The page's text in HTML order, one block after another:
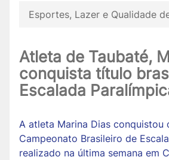
Esportes, Lazer e Qualidade
Atleta de Taubaté,
conquista título
Escalada
A atleta Marina Dias conquistou
Campeonato Brasileiro de
realizado na última semana em